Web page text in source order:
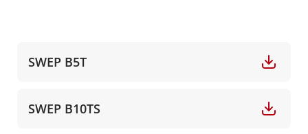
SWEP B5T
SWEP B10TS